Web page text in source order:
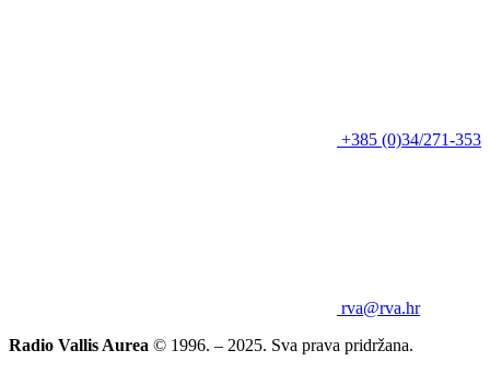
+385 (0)34/271-353
rva@rva.hr
Radio Vallis Aurea © 1996. – 2025. Sva prava pridržana.